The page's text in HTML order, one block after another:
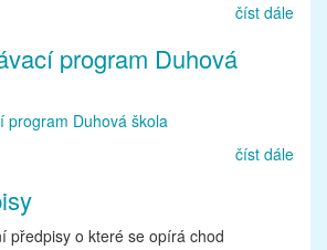
číst dále
program Duhová
číst dále
předpisy o které se opírá chod